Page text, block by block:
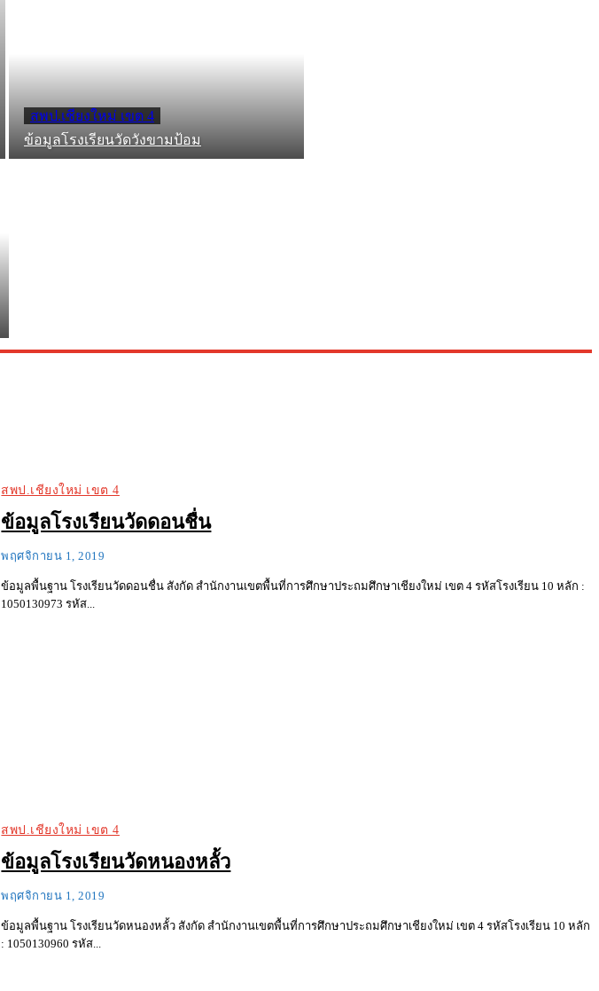
สพป.เชียงใหม่ เขต 4
ข้อมูลโรงเรียนวัดวังขามป้อม
สพป.เชียงใหม่ เขต 4
ข้อมูลโรงเรียนวัดดอนชื่น
พฤศจิกายน 1, 2019
ข้อมูลพื้นฐาน โรงเรียนวัดดอนชื่น สังกัด สำนักงานเขตพื้นที่การศึกษาประถมศึกษาเชียงใหม่ เขต 4 รหัสโรงเรียน 10 หลัก :
1050130973 รหัส...
สพป.เชียงใหม่ เขต 4
ข้อมูลโรงเรียนวัดหนองหลั้ว
พฤศจิกายน 1, 2019
ข้อมูลพื้นฐาน โรงเรียนวัดหนองหลั้ว สังกัด สำนักงานเขตพื้นที่การศึกษาประถมศึกษาเชียงใหม่ เขต 4 รหัสโรงเรียน 10 หลัก
: 1050130960 รหัส...